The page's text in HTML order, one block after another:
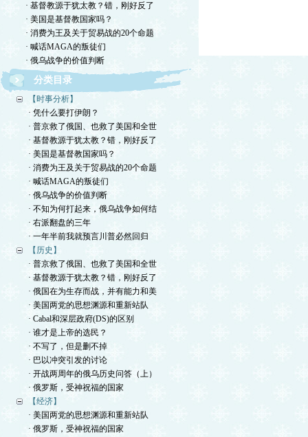
· 基督教源于犹太教？错，刚好反了
· 美国是基督教国家吗？
· 消费为王及关于贸易战的20个命题
· 喊话MAGA的叛徒们
· 俄乌战争的价值判断
分类目录
【时事分析】
· 凭什么要打伊朗？
· 普京救了俄国、也救了美国和全世
· 基督教源于犹太教？错，刚好反了
· 美国是基督教国家吗？
· 消费为王及关于贸易战的20个命题
· 喊话MAGA的叛徒们
· 俄乌战争的价值判断
· 不知为何打起来，俄乌战争如何结
· 右派翻盘的三年
· 一年半前我就预言川普必然回归
【历史】
· 普京救了俄国、也救了美国和全世
· 基督教源于犹太教？错，刚好反了
· 俄国在为生存而战，并有能力和美
· 美国两党的思想渊源和重新站队
· Cabal和深层政府(DS)的区别
· 谁才是上帝的选民？
· 不写了，但是删不掉
· 巴以冲突引发的讨论
· 开战两周年的俄乌历史问答（上）
· 俄罗斯，受神祝福的国家
【经济】
· 美国两党的思想渊源和重新站队
· 俄罗斯，受神祝福的国家